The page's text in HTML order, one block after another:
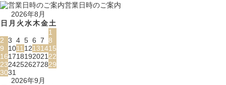
営業日時のご案内
2026年8月
日 月 火水木金土
1
2 3 4 5 6 7 8
9
1011 12131415
161718192021 22
23242526272829
3031
2026年9月